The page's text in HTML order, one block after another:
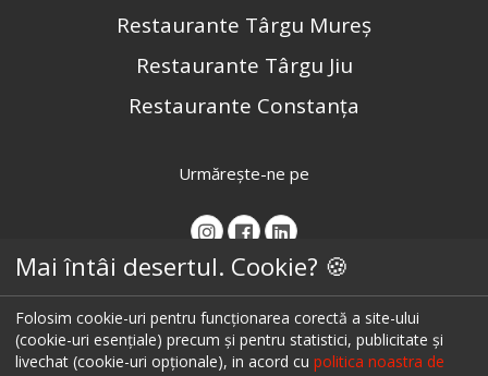
Restaurante Târgu Mureș
Restaurante Târgu Jiu
Restaurante Constanța
Urmărește-ne pe
Mai întâi desertul. Cookie? 🍪
Folosim cookie-uri pentru funcționarea corectă a site-ului
(cookie-uri esențiale) precum și pentru statistici, publicitate și
livechat (cookie-uri opționale), in acord cu politica noastra de